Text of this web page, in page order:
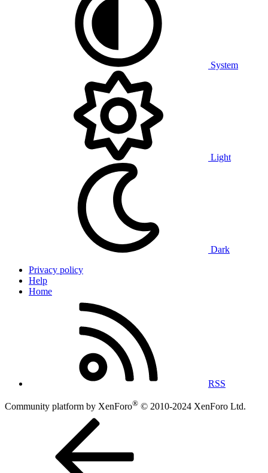
System
Light
Dark
Privacy policy
Help
Home
RSS
Community platform by XenForo® © 2010-2024 XenForo Ltd.